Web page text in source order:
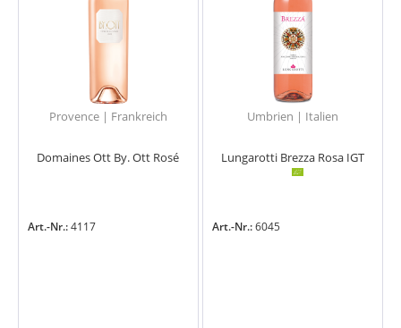
Provence | Frankreich
Domaines Ott By. Ott Rosé
Art.-Nr.:4117
Umbrien | Italien
Lungarotti Brezza Rosa IGT
Art.-Nr.:6045